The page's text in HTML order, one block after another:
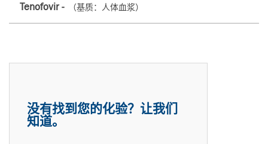
Tenofovir - （基质：人体血浆）
没有找到您的化验？让我们
知道。